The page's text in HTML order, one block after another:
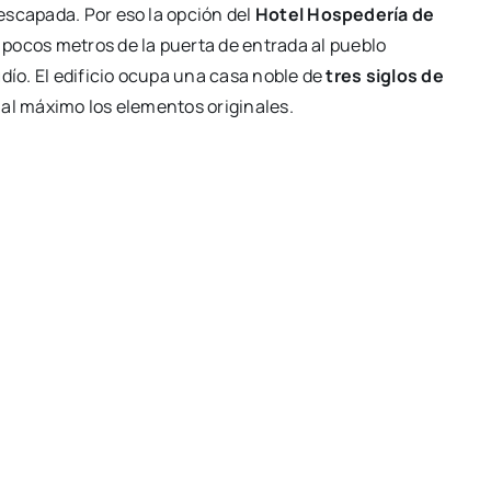
Por eso la opción del Hotel Hospedería de
metros de la puerta de entrada al pueblo
El edificio ocupa una casa noble detres siglos de
máximo los elementos originales.